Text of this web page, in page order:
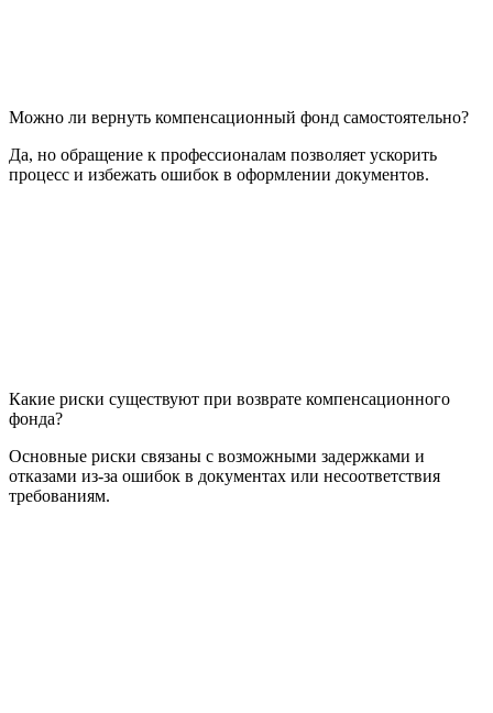
Можно ли вернуть компенсационный фонд самостоятельно?
Да, но обращение к профессионалам позволяет ускорить
процесс и избежать ошибок в оформлении документов.
Какие риски существуют при возврате компенсационного
фонда?
Основные риски связаны с возможными задержками и
отказами из-за ошибок в документах или несоответствия
требованиям.